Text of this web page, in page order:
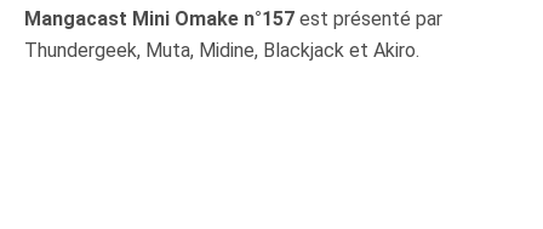
Mangacast Mini Omake n°157 est présenté par
Thundergeek, Muta, Midine, Blackjack et Akiro.